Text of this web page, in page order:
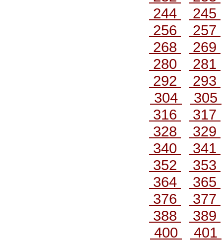
244
245
256
257
268
269
280
281
292
293
304
305
316
317
328
329
340
341
352
353
364
365
376
377
388
389
400
401